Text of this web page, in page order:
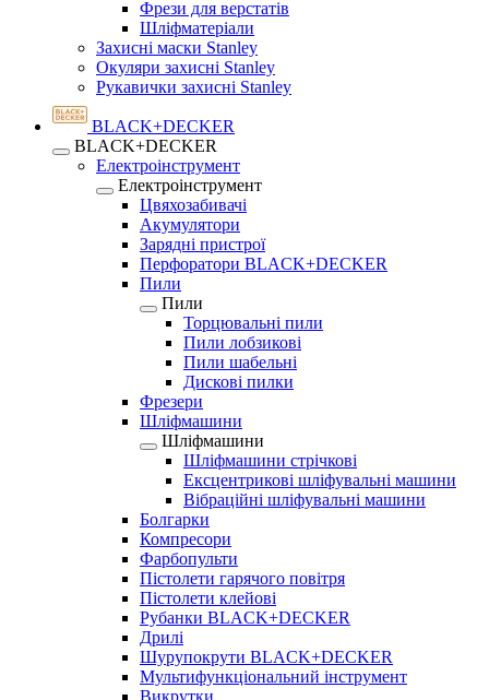
Фрези для верстатів
Шліфматеріали
Захисні маски Stanley
Окуляри захисні Stanley
Рукавички захисні Stanley
BLACK+DECKER
BLACK+DECKER
Електроінструмент
Електроінструмент
Цвяхозабивачі
Акумулятори
Зарядні пристрої
Перфоратори BLACK+DECKER
Пили
Пили
Торцювальні пили
Пили лобзикові
Пили шабельні
Дискові пилки
Фрезери
Шліфмашини
Шліфмашини
Шліфмашини стрічкові
Ексцентрикові шліфувальні машини
Вібраційні шліфувальні машини
Болгарки
Компресори
Фарбопульти
Пістолети гарячого повітря
Пістолети клейові
Рубанки BLACK+DECKER
Дрилі
Шурупокрути BLACK+DECKER
Мультифункціональний інструмент
Викрутки